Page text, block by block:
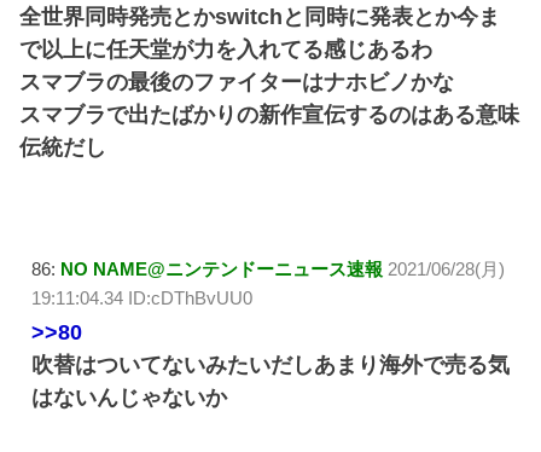
全世界同時発売とかswitchと同時に発表とか今ま
で以上に任天堂が力を入れてる感じあるわ
スマブラの最後のファイターはナホビノかな
スマブラで出たばかりの新作宣伝するのはある意味
伝統だし
86: NO NAME@ニンテンドーニュース速報 2021/06/28(月)
19:11:04.34 ID:cDThBvUU0
>>80
吹替はついてないみたいだしあまり海外で売る気
はないんじゃないか